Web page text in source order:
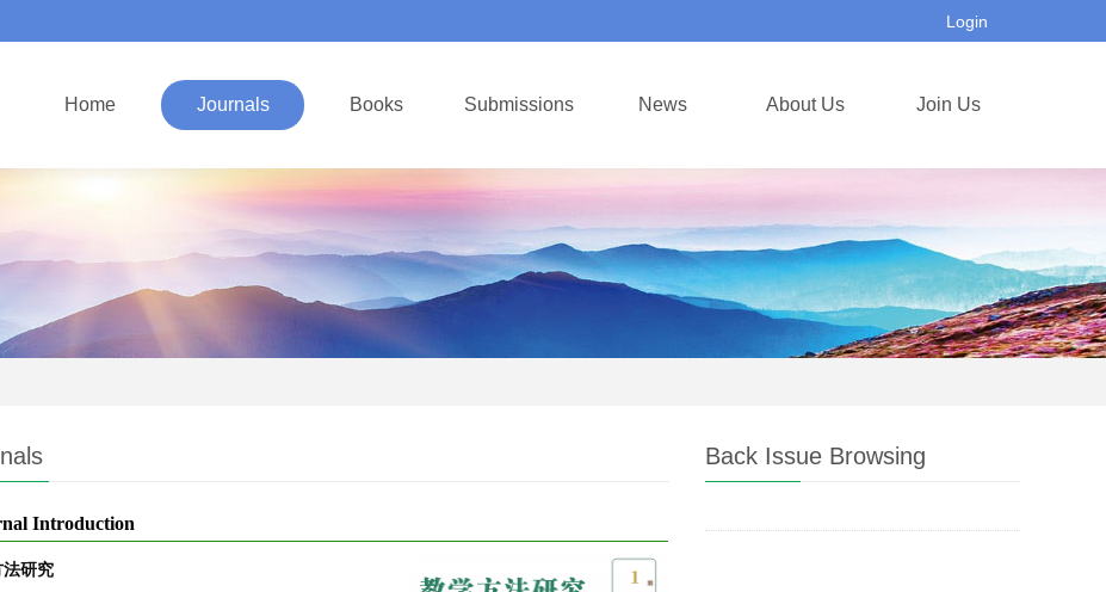
Login
Home Journals Books Submissions News About Us Join Us
Back Issue Browsing
Introduction
研究